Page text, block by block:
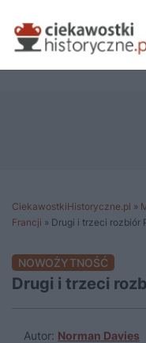
CiekawostkiHistoryczne.pl »
Francji » Drugi i trzeci rozbiór
NOWOŻYTNOŚĆ
Drugi i trzeci
Autor: Norman Davies